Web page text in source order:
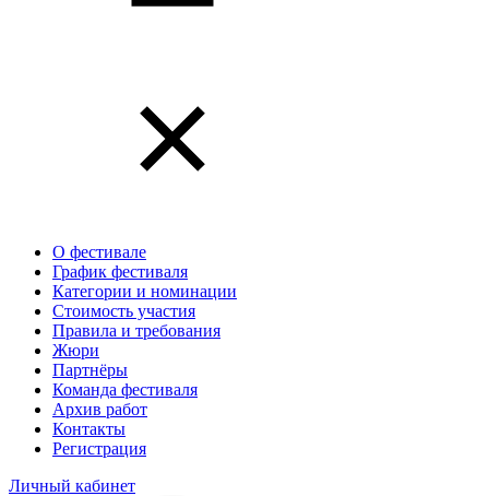
О фестивале
График фестиваля
Категории и номинации
Стоимость участия
Правила и требования
Жюри
Партнёры
Команда фестиваля
Архив работ
Контакты
Регистрация
Личный кабинет